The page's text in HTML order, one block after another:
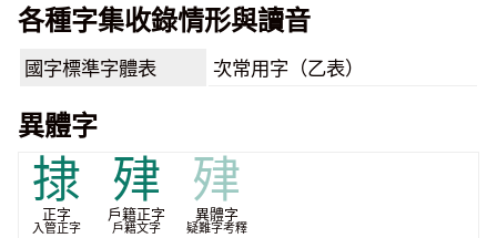
各種字集收錄情形與讀音
國字標準字體表 次常用字（乙表）
異體字
捸
正字
入管正字
肂
戶籍正字
戶籍文字
肂
異體字
疑難字考釋